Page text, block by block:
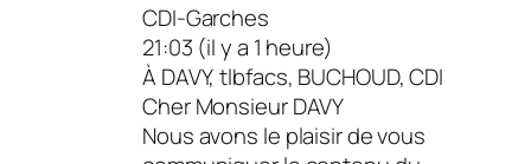
CDI-Garches
21:03 (il y a 1 heure)
À DAVY, tlbfacs, BUCHOUD, CDI
Cher Monsieur DAVY
Nous avons le plaisir de vous